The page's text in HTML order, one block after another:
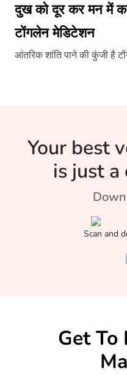
दुख को दूर कर मन में
टोंगलेन मेडिटेशन
आंतरिक शांति पाने की कुंजी है
Your best
is just a
Scan and
Get To